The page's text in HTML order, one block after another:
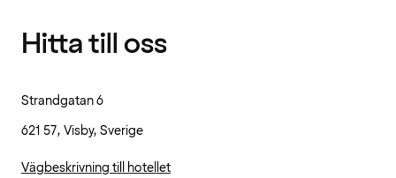
Hitta till oss
Strandgatan 6
621 57, Visby, Sverige
Vägbeskrivning till hotellet